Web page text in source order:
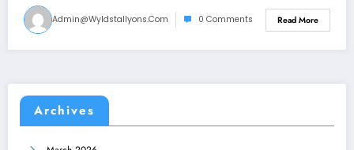
Admin@wyldstallyons.com 0 Comments Read More
Archives